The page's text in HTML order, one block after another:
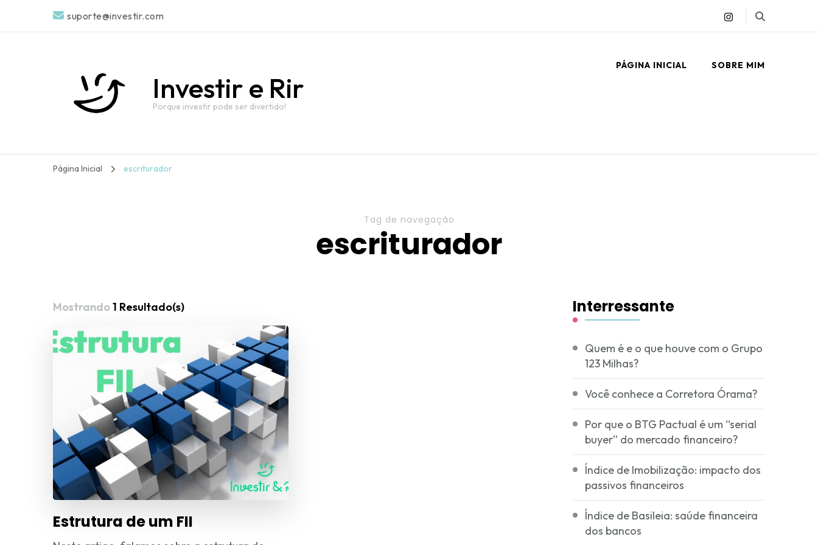
suporte@investir.com
Investir e Rir
Porque investir pode ser divertido!
PÁGINA INICIAL SOBRE MIM
Página Inicial escriturador
Tag de navegação
escriturador
Mostrando1 Resultado(s)
Estrutura de um FII
Interressante
Quem é e o que houve com o Grupo
123 Milhas?
Você conhece a Corretora Órama?
Por que o BTG Pactual é um “serial
buyer” do mercado financeiro?
Índice de Imobilização: impacto dos
passivos financeiros
Índice de Basileia: saúde financeira
dos bancos